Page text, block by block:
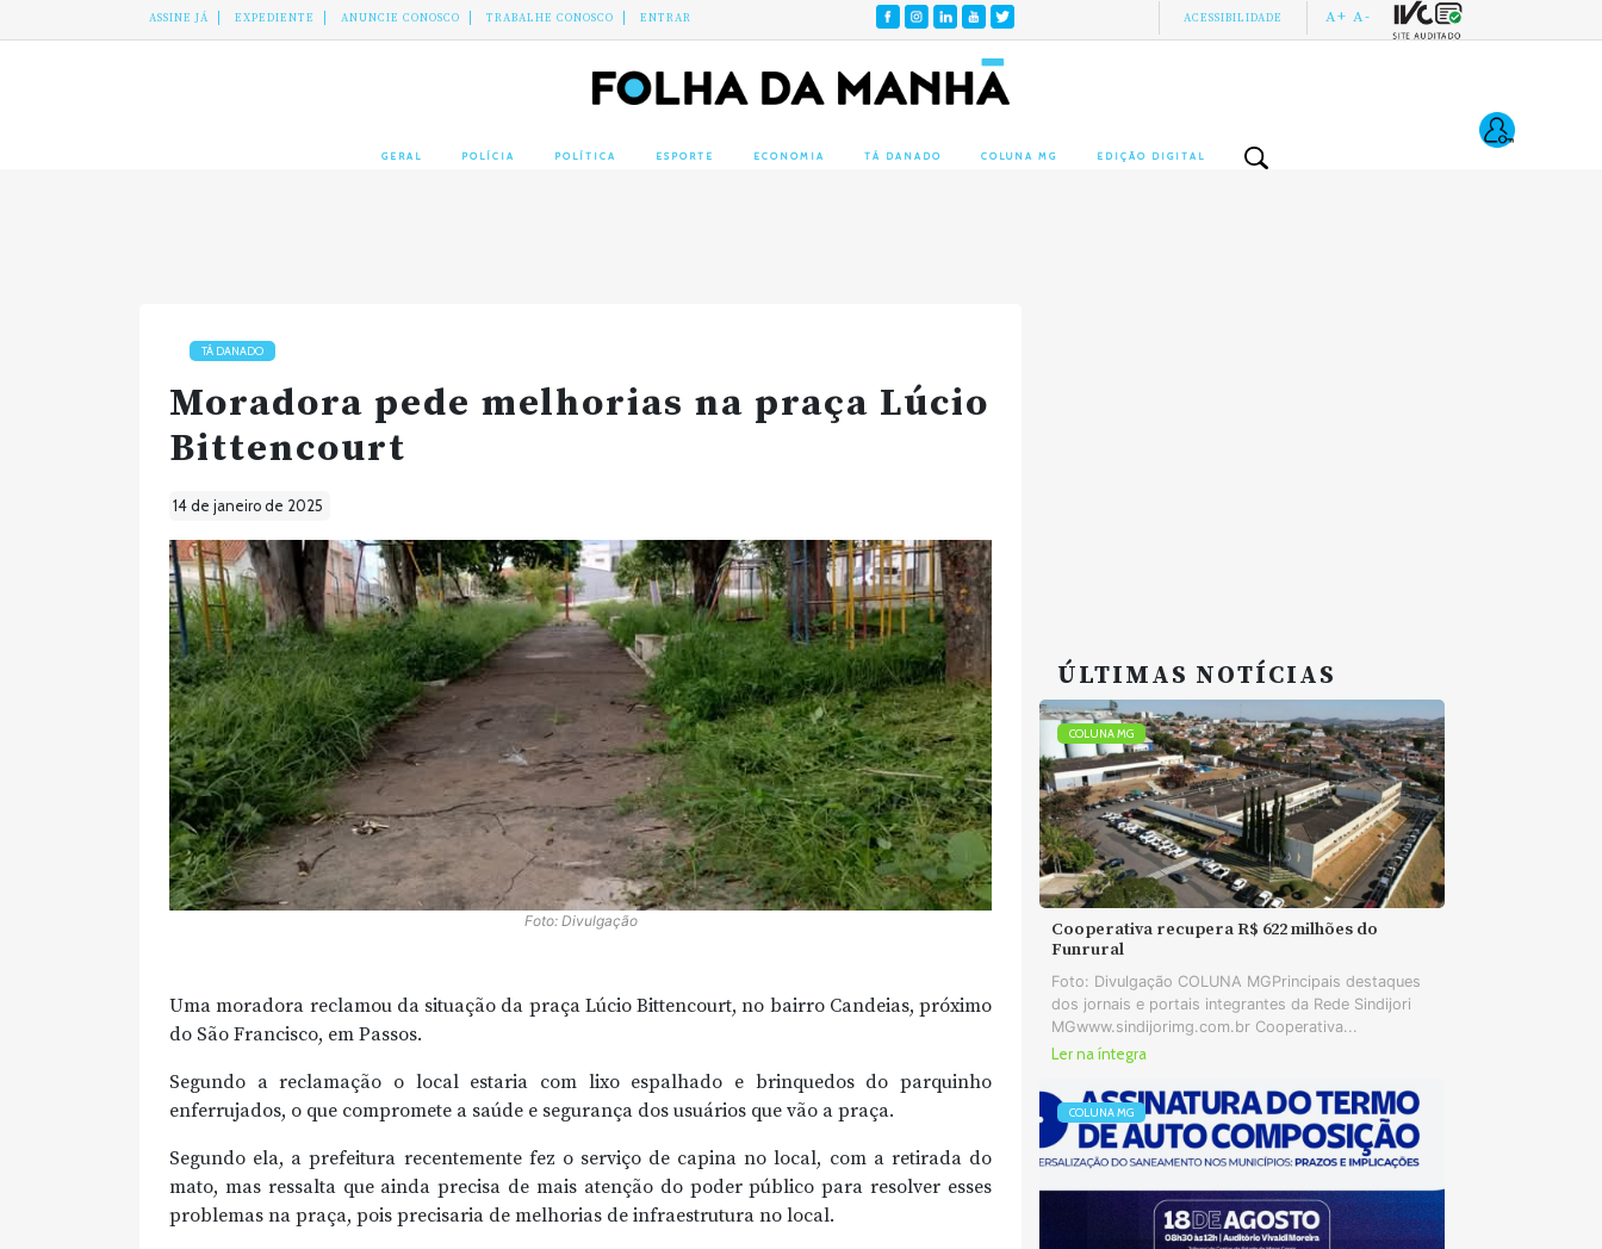
ASSINE JÁ EXPEDIENTE ANUNCIE CONOSCO TRABALHE CONOSCO ENTRAR ACESSIBILIDADE A+ A-
GERAL POLÍCIA POLÍTICA ESPORTE ECONOMIA TÁ DANADO COLUNA MG EDIÇÃO DIGITAL
TÁ DANADO
Moradora pede melhorias na praça Lúcio
Bittencourt
14 de janeiro de 2025
Foto: Divulgação
Uma moradora reclamou da situação da praça Lúcio Bittencourt, no bairro Candeias, próximo
do São Francisco, em Passos.
Segundo a reclamação o local estaria com lixo espalhado e brinquedos do parquinho
enferrujados, o que compromete a saúde e segurança dos usuários que vão a praça.
Segundo ela, a prefeitura recentemente fez o serviço de capina no local, com a retirada do
mato, mas ressalta que ainda precisa de mais atenção do poder público para resolver esses
problemas na praça, pois precisaria de melhorias de infraestrutura no local.
ÚLTIMAS NOTÍCIAS
COLUNA MG
Cooperativa recupera R$ 622 milhões do
Funrural
Foto: Divulgação COLUNA MGPrincipais destaques
dos jornais e portais integrantes da Rede Sindijori
MGwww.sindijorimg.com.br Cooperativa...
Ler na íntegra
COLUNA MG